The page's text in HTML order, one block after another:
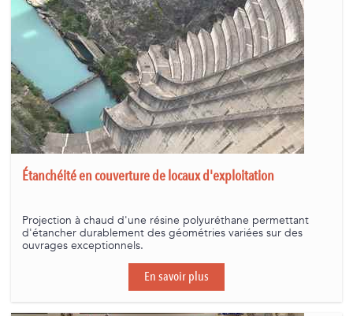
Étanchéité en couverture de locaux d'exploitation
Projection à chaud d'une résine polyuréthane permettant
d'étancher durablement des géométries variées sur des
ouvrages exceptionnels.
En savoir plus